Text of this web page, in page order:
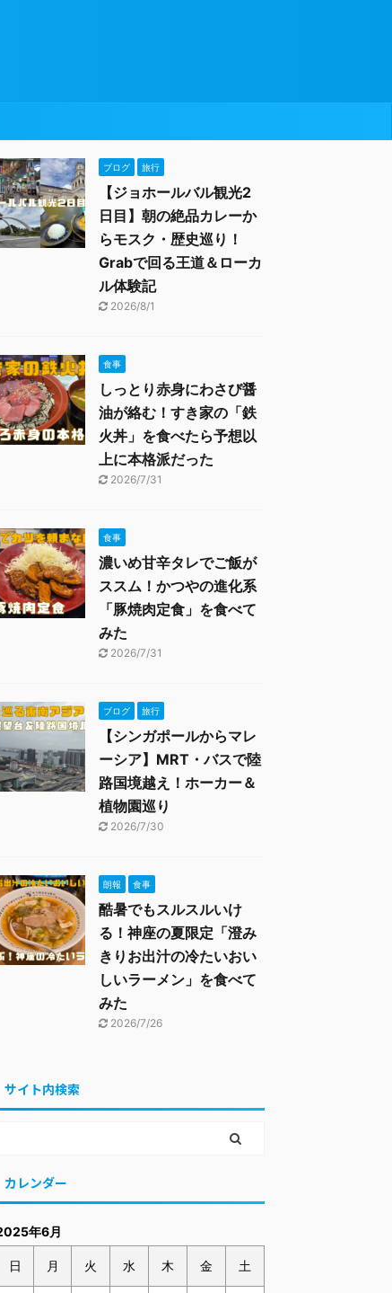
ブログ 旅行
【ジョホールバル観光2
日目】朝の絶品カレーか
らモスク・歴史巡り！
Grabで回る王道＆ローカ
ル体験記
2026/8/1
食事
しっとり赤身にわさび醤
油が絡む！すき家の「鉄
火丼」を食べたら予想以
上に本格派だった
2026/7/31
食事
濃いめ甘辛タレでご飯が
ススム！かつやの進化系
「豚焼肉定食」を食べて
みた
2026/7/31
ブログ 旅行
【シンガポールからマレ
ーシア】MRT・バスで陸
路国境越え！ホーカー＆
植物園巡り
2026/7/30
朗報 食事
酷暑でもスルスルいけ
る！神座の夏限定「澄み
きりお出汁の冷たいおい
しいラーメン」を食べて
みた
2026/7/26
サイト内検索
カレンダー
年6月
日 月 火 水 木 金 土